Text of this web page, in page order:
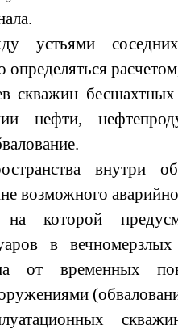
устьями
определяться
скважин бесшахтных
нефти,
внутри
возможного
которой
в
от временных